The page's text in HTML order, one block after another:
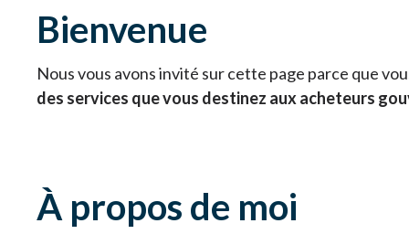
Bienvenue
Nous vous avons invité sur cette page parce que
des services que vous destinez aux acheteurs
À propos de moi